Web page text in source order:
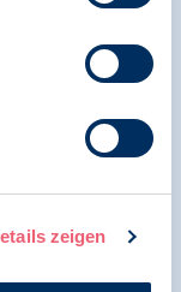
zeigen
sieht aber